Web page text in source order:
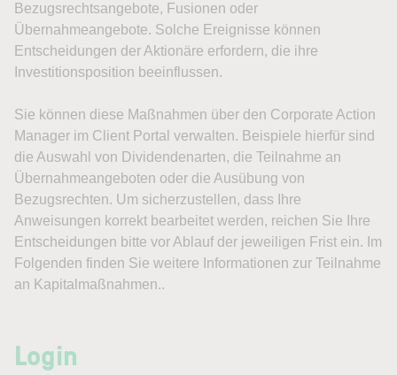
Bezugsrechtsangebote, Fusionen oder
Übernahmeangebote. Solche Ereignisse können
Entscheidungen der Aktionäre erfordern, die ihre
Investitionsposition beeinflussen.
Sie können diese Maßnahmen über den Corporate Action
Manager im Client Portal verwalten. Beispiele hierfür sind
die Auswahl von Dividendenarten, die Teilnahme an
Übernahmeangeboten oder die Ausübung von
Bezugsrechten. Um sicherzustellen, dass Ihre
Anweisungen korrekt bearbeitet werden, reichen Sie Ihre
Entscheidungen bitte vor Ablauf der jeweiligen Frist ein. Im
Folgenden finden Sie weitere Informationen zur Teilnahme
an Kapitalmaßnahmen..
Login